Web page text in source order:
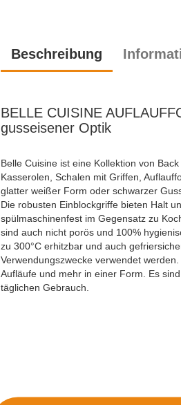
Beschreibung
BELLE CUISINE
gusseisener Optik
Belle Cuisine ist eine Kollektion von
Kasserolen, Schalen mit Griffen,
glatter weißer Form oder schwarzer
Die robusten Einblockgriffe bieten Halt
spülmaschinenfest im Gegensatz zu
sind auch nicht porös und 100%
zu 300°C erhitzbar und auch
Verwendungszwecke verwendet
Aufläufe und mehr in einer Form. Es
täglichen Gebrauch.